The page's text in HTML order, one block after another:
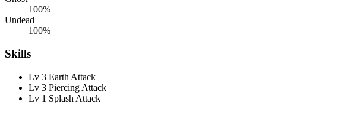
100%
Undead
100%
Skills
Lv 3 Earth Attack
Lv 3 Piercing Attack
Lv 1 Splash Attack